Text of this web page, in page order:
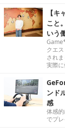
【
こと
いう
クエ
され
実際
ンド
感
体感
でプレ